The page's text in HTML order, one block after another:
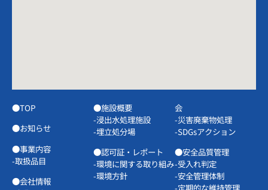
●TOP
●お知らせ
●事業内容
-取扱品目
●会社情報
●施設概要
-浸出水処理施設
-埋立処分場
●認可証・レポート
-環境に関する取り組み
-環境方針
会
-災害廃棄物処理
-SDGsアクション
●安全品質管理
-受入れ判定
-安全管理体制